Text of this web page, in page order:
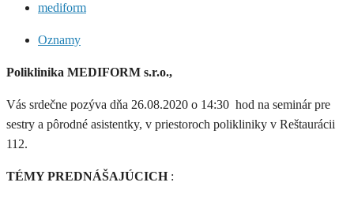
mediform
Oznamy
Poliklinika MEDIFORM s.r.o.,
Vás srdečne pozýva dňa 26.08.2020 o 14:30 hod na seminár pre
sestry a pôrodné asistentky, v priestoroch polikliniky v Reštaurácii
112.
TÉMY PREDNÁŠAJÚCICH: